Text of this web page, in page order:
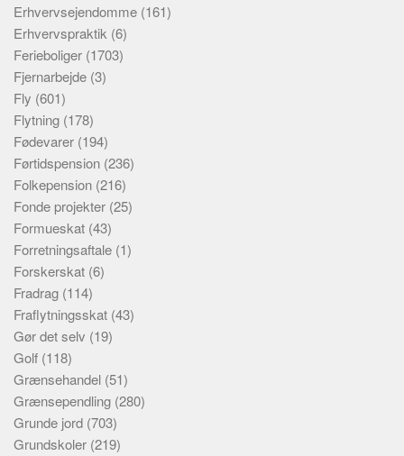
Erhvervsejendomme (161)
Erhvervspraktik (6)
Ferieboliger (1703)
Fjernarbejde (3)
Fly (601)
Flytning (178)
Fødevarer (194)
Førtidspension (236)
Folkepension (216)
Fonde projekter (25)
Formueskat (43)
Forretningsaftale (1)
Forskerskat (6)
Fradrag (114)
Fraflytningsskat (43)
Gør det selv (19)
Golf (118)
Grænsehandel (51)
Grænsependling (280)
Grunde jord (703)
Grundskoler (219)